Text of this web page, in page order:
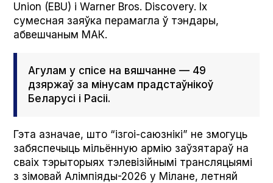
Union (EBU) і Warn­er Bros. Dis­cov­ery. Іх
сумесная заяўка перамагла ў тэндары,
абвешчаным МАК.
Агулам у спісе на вяшчанне — 49
дзяржаў за мінусам прадстаўнікоў
Беларусі і Расіі.
Гэта азначае, што “ізгоі-саюзнікі” не змогуць
забяспечыць мільённую армію заўзятараў на
сваіх тэрыторыях тэлевізійнымі трансляцыямі
з зімовай Алімпіяды-2026 у Мілане, летняй